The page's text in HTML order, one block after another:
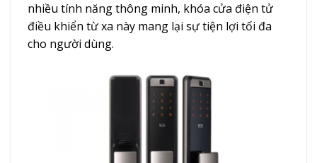
nhiều tính năng thông minh, khóa cửa điện tử
điều khiển từ xa này mang lại sự tiện lợi tối đa
cho người dùng.